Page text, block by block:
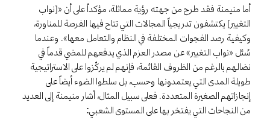
أما منيمنة فقد طرح من جهته رؤية مماثلة، مؤكداً على أن «[نواب
التغيير] يكتشفون تدريجياً المجالات التي تتاح فيها الفرصة للمناورة،
وكيفية رصد الفجوات المختلفة في النظام والتعامل معها». وعندما
سُئل «نواب التغيير» عن مصدر العزم الذي يدفعهم للمضي قدماً في
نضالهم بالرغم من الظروف القائمة، فإنهم لم يركّزوا على الاستراتيجية
طويلة المدى التي يعتمدونها وحسب، بل سلطوا الضوء أيضاً على
إنجازاتهم الصغيرة المتعددة. فعلى سبيل المثال، أشار منيمنة إلى العديد
من النجاحات التي يفتخر بها على المستوى الشعبي: